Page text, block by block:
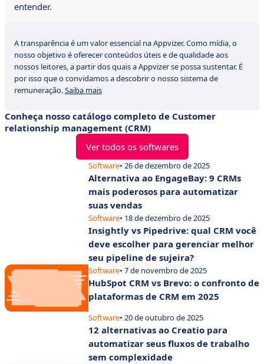
entender.
A transparência é um valor essencial na Appvizer. Como mídia, o
nosso objetivo é oferecer conteúdos úteis e de qualidade aos
nossos leitores, a partir dos quais a Appvizer se possa sustentar. É
por isso que o convidamos a descobrir o nosso sistema de
remuneração.Saiba mais
Conheça nosso catálogo completo de Customer
relationship management (CRM)
Ver todos os softwares
Software• 26 de dezembro de 2025
Alternativa ao EngageBay: 9 CRMs
mais poderosos para automatizar
suas vendas
Software• 18 de dezembro de 2025
Insightly vs Pipedrive: qual CRM você
deve escolher para gerenciar melhor
seu pipeline de sujeira?
Software• 7 de novembro de 2025
HubSpot CRM vs Brevo: o confronto de
plataformas de CRM em 2025
Software• 20 de outubro de 2025
12 alternativas ao Creatio para
automatizar seus fluxos de trabalho
sem complexidade